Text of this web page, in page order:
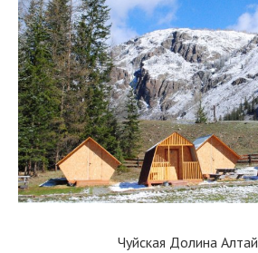
Чуйская Долина Алтай